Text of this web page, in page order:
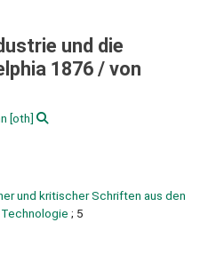
und die
1876 / von
[oth]
und kritischer Schriften aus den
; 5